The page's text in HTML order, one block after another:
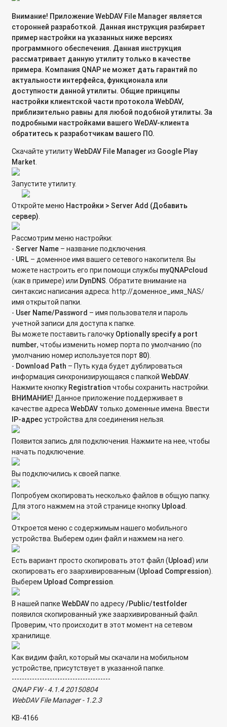
Что означают ошибки, появляющиеся на дисплее сетевого
хранилища?
Как выполнить проверку оперативной памяти (RAM) в
сетевом хранилище QNAP?
О чем сигнализирует состояние светодиодных
индикаторов на модуле расширения REXP?
Какие версии PHP, MySQL и Apache используются на
сетевом хранилище QNAP?
MySQL и phpMyAdmin: включение сервера и доступ к его
администрированию
Автоматическое резервное копирование информации с
компьютера под управлением Windows на сетевое
хранилище QNAP при помощи программы NetBak Replicator
Создание, управление и восстановление файлов из
моментального снимка системы (Snapshot) на сетевых
хранилищах QNAP SMB
Резервное копирование данных с сетевого хранилища на
облачный сервис Symform
Почему через Cloud Drive не синхронизируются некоторые
файлы и папки?
Почему появилась папка /lost+found/ на устройстве USB
после использования его в сетевом накопителе?
Список процессов, отображаемых в диспетчере задач
сетевого накопителя Qnap
Имеют ли сетевые хранилища QNAP поддержку Virtio
Framework для сетевых интерфейсов и дисковых
контроллеров виртуальных машин?
Подключение к iSCSI Target, созданной на сетевом
хранилище с ОС Linux
Проверка ресурсов сетевого хранилища антивирусом,
установленным на компьютере
Использование встроенного антивируса на хранилище
QNAP с микропрограммой QTS
Подключение к цели iSCSI, при помощи утилиты globalSAN
initiator в ОС Mac OS
Каким образом настроить сетевое хранилище QNAP, чтобы
он выступал в качестве хранилища видеоархива Milestone
XProtect Professional Products?
Могут ли жесткие диски оставаться в режиме spin down
(режим прекращения вращения жесткого диска) с целью
экономии энергии, когда осуществляется доступ только к
странице администрирования?
Почему мой жесткий диск переходит в спящий режим
позднее установленного времени?
Что означает сообщение Disk Full, когда существует
несколько томов на диске?
Можно на сетевом накопителе QNAP выделять разделы на
Внимание! Приложение WebDAV File Manager является
сторонней разработкой. Данная инструкция разбирает
пример настройки на указанных ниже версиях
программного обеспечения. Данная инструкция
рассматривает данную утилиту только в качестве
примера. Компания QNAP не может дать гарантий по
актуальности интерфейса, функционала или
доступности данной утилиты. Общие принципы
настройки клиентской части протокола WebDAV,
приблизительно равны для любой подобной утилиты. За
подробными настройками вашего WeDAV-клиента
обратитесь к разработчикам вашего ПО.
Скачайте утилитуWebDAV File Manager из Google Play
Market.
Запустите утилиту.
Откройте меню Настройки >ServerAdd (Добавить
сервер).
Рассмотрим меню настройки:
-Server Name – название подключения.
- URL – доменное имя вашего сетевого накопителя. Вы
можете настроить его при помощи службы myQNAPcloud
(как в примере) или DynDNS. Обратите внимание на
синтаксис написания адреса: http://доменное_имя_NAS/
имя открытой папки.
- User Name/Password – имя пользователя и пароль
учетной записи для доступа к папке.
Вы можете поставить галочку Optionallyspecify a port
number, чтобы изменить номер порта по умолчанию (по
умолчанию номер используется порт 80).
- Download Path – Путь куда будет дублироваться
информация синхронизирующаяся с папкойWebDAV.
Нажмите кнопку Registration чтобы сохранить настройки.
ВНИМАНИЕ! Данное приложение поддерживает в
качестве адресаWebDAV только доменные имена. Ввести
IP-адресустройства для соединения нельзя.
Появится запись для подключения. Нажмите на нее, чтобы
начать подключение.
Вы подключились к своей папке.
Попробуем скопировать несколько файлов в общую папку.
Для этого нажмем на этой странице кнопку Upload.
Откроется меню с содержимым нашего мобильного
устройства. Выберем один файл и нажмем на него.
Есть вариант просто скопировать этот файл (Upload) или
скопировать его заархивированным (Upload Compression).
Выберем Upload Compression.
В нашей папкеWebDAVпо адресу/Public/testfolder
появился скопированный уже заархивированный файл.
Проверим, что происходит в этот момент на сетевом
хранилище.
Как видим файл, который мы скачали на мобильном
устройстве, присутствует в указанной папке.
---------------------------------------
QNAP FW - 4.1.4 20150804
WebDAV File Manager - 1.2.3
KB-4166